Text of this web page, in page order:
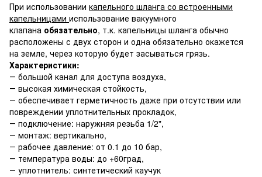
При использовании капельного шланга со встроенными
капельницами использование вакуумного
клапана обязательно, т.к. капельницы шланга обычно
расположены с двух сторон и одна обязательно окажется
на земле, через которую будет засываться грязь.
Характеристики:
― большой канал для доступа воздуха,
― высокая химическая стойкость,
― обеспечивает герметичность даже при отсутствии или
повреждении уплотнительных прокладок,
― подключение: наружняя резьба 1/2",
― монтаж: вертикально,
― рабочее давление: от 0.1 до 10 бар,
― температура воды: до +60град,
― уплотнитель: синтетический каучук